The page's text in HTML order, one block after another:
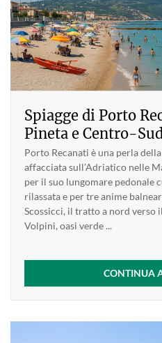
Spiagge di Porto
Pineta e Centro-
Porto Recanati è una perla
affacciata sull’Adriatico nelle
per il suo lungomare pedonale
rilassata e per tre anime
Scossicci, il tratto a nord verso
Volpini, oasi verde ...
CONTINUA